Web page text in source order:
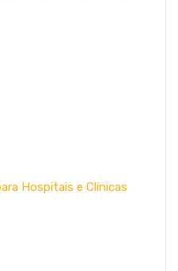
Hospitais e Clínicas